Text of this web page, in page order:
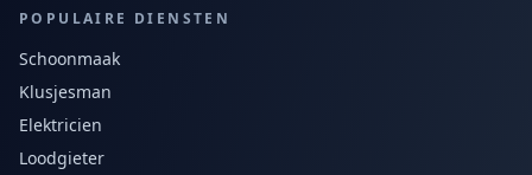
POPULAIRE DIENSTEN
Schoonmaak
Klusjesman
Elektricien
Loodgieter